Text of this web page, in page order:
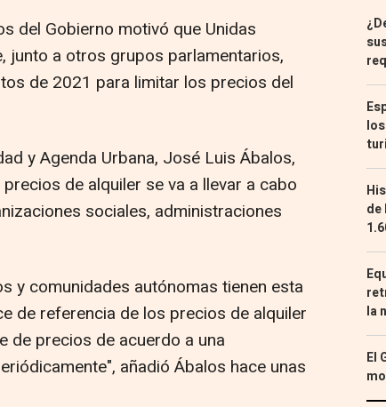
del Gobierno motivó que Unidas
junto a otros grupos parlamentarios,
de 2021 para limitar los precios del
y Agenda Urbana, José Luis Ábalos,
de alquiler se va a llevar a cabo
sociales, administraciones
y comunidades autónomas tienen esta
de referencia de los precios de alquiler
de precios de acuerdo a una
añadió Ábalos hace unas
de
la
El